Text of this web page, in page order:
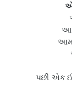
આમ
પછી એક